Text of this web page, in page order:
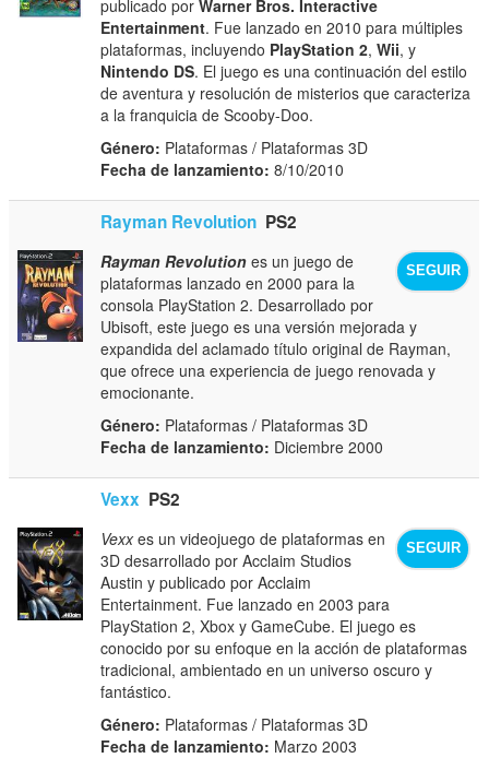
publicado porWarner Bros. Interactive
Entertainment. Fue lanzado en 2010 para múltiples
plataformas, incluyendo PlayStation 2,Wii, y
Nintendo DS. El juego es una continuación del estilo
de aventura y resolución de misterios que caracteriza
a la franquicia de Scooby-Doo.
Género: Plataformas / Plataformas 3D
Fecha de lanzamiento: 8/10/2010
Rayman Revolution PS2
SEGUIR
Rayman Revolution es un juego de
plataformas lanzado en 2000 para la
consola PlayStation 2. Desarrollado por
Ubisoft, este juego es una versión mejorada y
expandida del aclamado título original de Rayman,
que ofrece una experiencia de juego renovada y
emocionante.
Género: Plataformas / Plataformas 3D
Fecha de lanzamiento: Diciembre 2000
Vexx PS2
SEGUIR
Vexxes un videojuego de plataformas en
3D desarrollado por Acclaim Studios
Austin y publicado por Acclaim
Entertainment. Fue lanzado en 2003 para
PlayStation 2, Xbox y GameCube. El juego es
conocido por su enfoque en la acción de plataformas
tradicional, ambientado en un universo oscuro y
fantástico.
Género: Plataformas / Plataformas 3D
Fecha de lanzamiento: Marzo 2003